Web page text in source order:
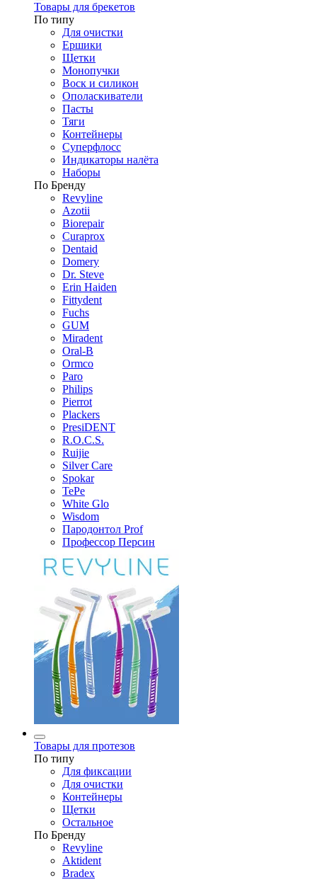
Товары для брекетов
По типу
Для очистки
Ершики
Щетки
Монопучки
Воск и силикон
Ополаскиватели
Пасты
Тяги
Контейнеры
Суперфлосс
Индикаторы налёта
Наборы
По Бренду
Revyline
Azotii
Biorepair
Curaprox
Dentaid
Domery
Dr. Steve
Erin Haiden
Fittydent
Fuchs
GUM
Miradent
Oral-B
Ormco
Paro
Philips
Pierrot
Plackers
PresiDENT
R.O.C.S.
Ruijie
Silver Care
Spokar
TePe
White Glo
Wisdom
Пародонтол Prof
Профессор Персин
Товары для протезов
По типу
Для фиксации
Для очистки
Контейнеры
Щетки
Остальное
По Бренду
Revyline
Aktident
Bradex